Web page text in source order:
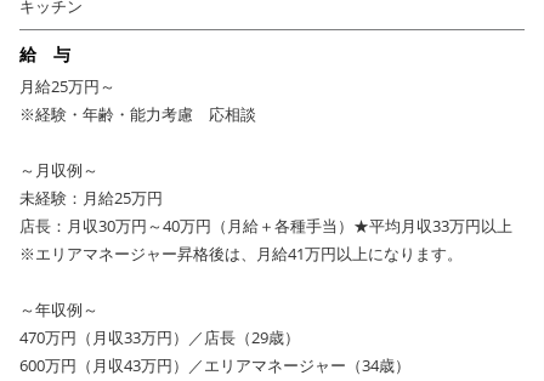
上の★を獲得するとサービスのスペシャリストとして認定されます。
その他、包丁の研ぎ方や肉の切り方など詳しい指導を受けることができる
「ミートアカデミー」、飲食店の運営方法など専門的に学ぶことができる
キッチン
給 与
月給25万円～
※経験・年齢・能力考慮 応相談
～月収例～
未経験：月給25万円
店長：月収30万円～40万円（月給＋各種手当）★平均月収33万円以上
※エリアマネージャー昇格後は、月給41万円以上になります。
～年収例～
470万円（月収33万円）／店長（29歳）
600万円（月収43万円）／エリアマネージャー（34歳）